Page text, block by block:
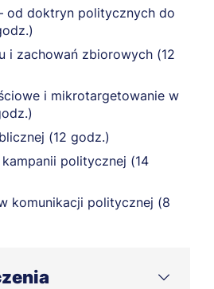
od doktryn politycznych do
i zachowań zbiorowych (12
i mikrotargetowanie w
(12 godz.)
politycznej (14
komunikacji politycznej (8